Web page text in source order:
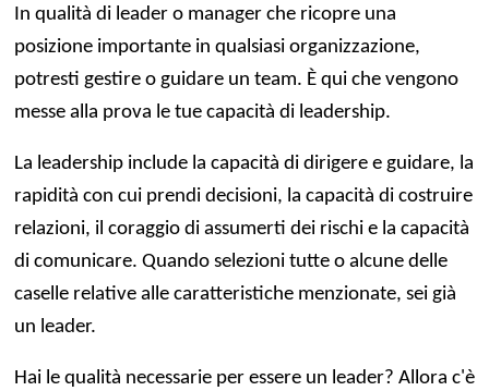
In qualità di leader o manager che ricopre una
posizione importante in qualsiasi organizzazione,
potresti gestire o guidare un team. È qui che vengono
messe alla prova le tue capacità di leadership.
La leadership include la capacità di dirigere e guidare, la
rapidità con cui prendi decisioni, la capacità di costruire
relazioni, il coraggio di assumerti dei rischi e la capacità
di comunicare. Quando selezioni tutte o alcune delle
caselle relative alle caratteristiche menzionate, sei già
un leader.
Hai le qualità necessarie per essere un leader? Allora c'è